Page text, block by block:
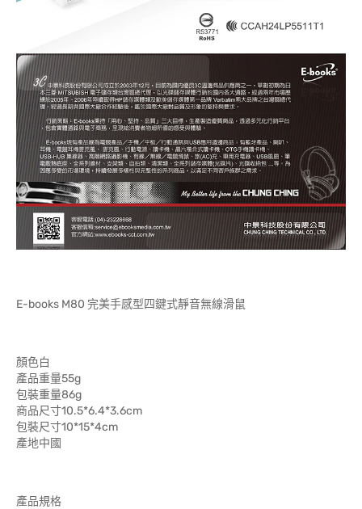
E-books M80 完美手感型四鍵式靜音無線滑鼠
顏色白
產品重量55g
包裝重量86g
商品尺寸10.5*6.4*3.6cm
包裝尺寸10*15*4cm
產地中國
產品規格